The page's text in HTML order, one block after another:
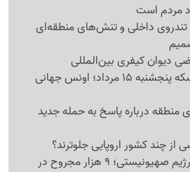
مردم است
تندروی داخلی و تنش‌های منطقه‌ای
دیوان کیفری بین‌المللی
پیش‌بینی قیمت طلا و سکه پنجشنبه 15 مرداد؛ اونس جهانی
منطقه درباره پاسخ به حمله جدید
از چند کشور اروپایی جلوترند؟
آمار تازه از تلفات ارتش رژیم صهیونیستی؛ 9 هزار مجروح در